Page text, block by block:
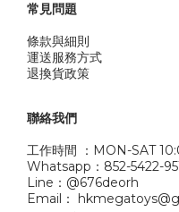
常見問題
條款與細則
運送服務方式
退換貨政策
聯絡我們
工作時間 ：MON-SAT
Whatsapp：852-5422-
Line：@676deorh
Email：